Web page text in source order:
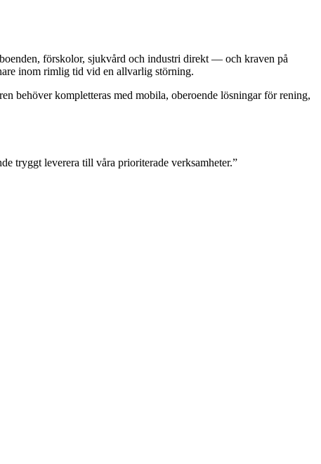
förskolor, sjukvård och industri direkt — och kraven på
inom rimlig tid vid en allvarlig störning.
behöver kompletteras med mobila, oberoende lösningar för rening,
tryggt leverera till våra prioriterade verksamheter.”